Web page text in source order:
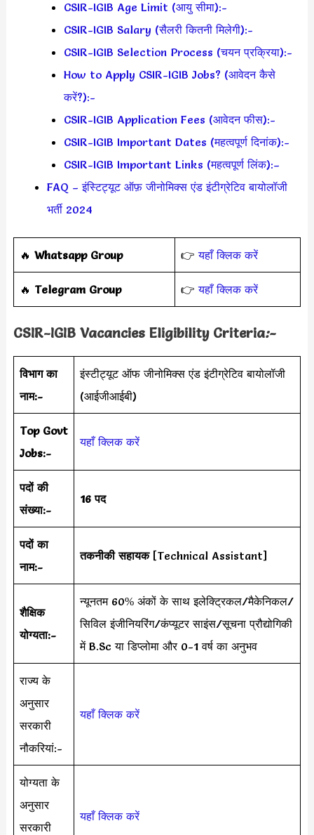
CSIR-IGIB Age Limit (आयु सीमा):-
CSIR-IGIB Salary (सैलरी कितनी मिलेगी):-
CSIR-IGIB Selection Process (चयन प्रक्रिया):-
How to Apply CSIR-IGIB Jobs? (आवेदन कैसे
करें?):-
CSIR-IGIB Application Fees (आवेदन फीस):-
CSIR-IGIB Important Dates (महत्वपूर्ण दिनांक):-
CSIR-IGIB Important Links (महत्वपूर्ण लिंक):–
FAQ – इंस्टिट्यूट ऑफ़ जीनोमिक्स एंड इंटीग्रेटिव बायोलॉजी
भर्ती 2024
‎️‍🔥 Whatsapp Group 👉यहाँ क्लिक करें
‎️‍🔥 Telegram Group 👉यहाँ क्लिक करें
CSIR-IGIB Vacancies Eligibility Criteria:-
विभाग का
नाम:-
इंस्टीट्यूट ऑफ जीनोमिक्स एंड इंटीग्रेटिव बायोलॉजी
(आईजीआईबी)
Top Govt
Jobs:-
यहाँ क्लिक करें
पदों की
संख्या:-
16 पद
पदों का
नाम:-
तकनीकी सहायक[Technical Assistant]
शैक्षिक
योग्यता:-
न्यूनतम 60% अंकों के साथ इलेक्ट्रिकल/मैकेनिकल/
सिविल इंजीनियरिंग/कंप्यूटर साइंस/सूचना प्रौद्योगिकी
में B.Sc या डिप्लोमा और 0-1 वर्ष का अनुभव
राज्य के
अनुसार
सरकारी
नौकरियां:-
यहाँ क्लिक करें
योग्यता के
अनुसार
सरकारी
यहाँ क्लिक करें